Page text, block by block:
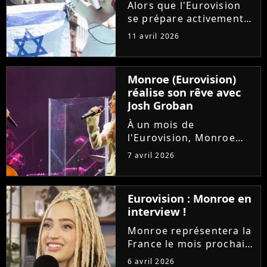
chaîne et sera...
Alors que l'Eurovision
se prépare activement
en coulisses, et que la
des favoris, l'Eurovision
Junior 2026 aussi se
dessine. Et Israël, dont
la participation fait...
11 avril 2026
Monroe (Eurovision)
réalise son rêve avec
Josh Groban
À un mois de
l'Eurovision, Monroe
concrétise déjà un rêve
représentante de la
France est grimpée sur
scène pour rejoindre
son idole Josh Groban
lors de son concert au...
7 avril 2026
Eurovision : Monroe en
interview !
Monroe représentera la
France le mois prochain
à l'Eurovision avec sa
6 avril 2026